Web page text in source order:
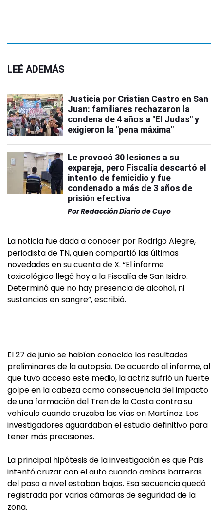
LEÉ ADEMÁS
Justicia por Cristian Castro en San
Juan: familiares rechazaron la
condena de 4 años a "El Judas" y
exigieron la "pena máxima"
Le provocó 30 lesiones a su
expareja, pero Fiscalía descartó el
intento de femicidio y fue
condenado a más de 3 años de
prisión efectiva
PorRedacción Diario de Cuyo
La noticia fue dada a conocer por Rodrigo Alegre,
periodista de TN, quien compartió las últimas
novedades en su cuenta de X. “El informe
toxicológico llegó hoy a la Fiscalía de San Isidro.
Determinó que no hay presencia de alcohol, ni
sustancias en sangre”, escribió.
El 27 de junio se habían conocido los resultados
preliminares de la autopsia. De acuerdo al informe, al
que tuvo acceso este medio, la actriz sufrió un fuerte
golpe en la cabeza como consecuencia del impacto
de una formación del Tren de la Costa contra su
vehículo cuando cruzaba las vías en Martínez. Los
investigadores aguardaban el estudio definitivo para
tener más precisiones.
La principal hipótesis de la investigación es que Pais
intentó cruzar con el auto cuando ambas barreras
del paso a nivel estaban bajas. Esa secuencia quedó
registrada por varias cámaras de seguridad de la
zona.